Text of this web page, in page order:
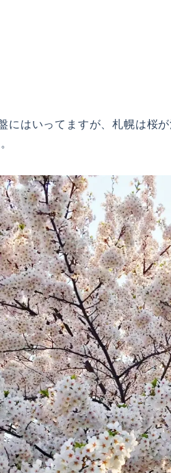
にはいってますが、札幌は桜